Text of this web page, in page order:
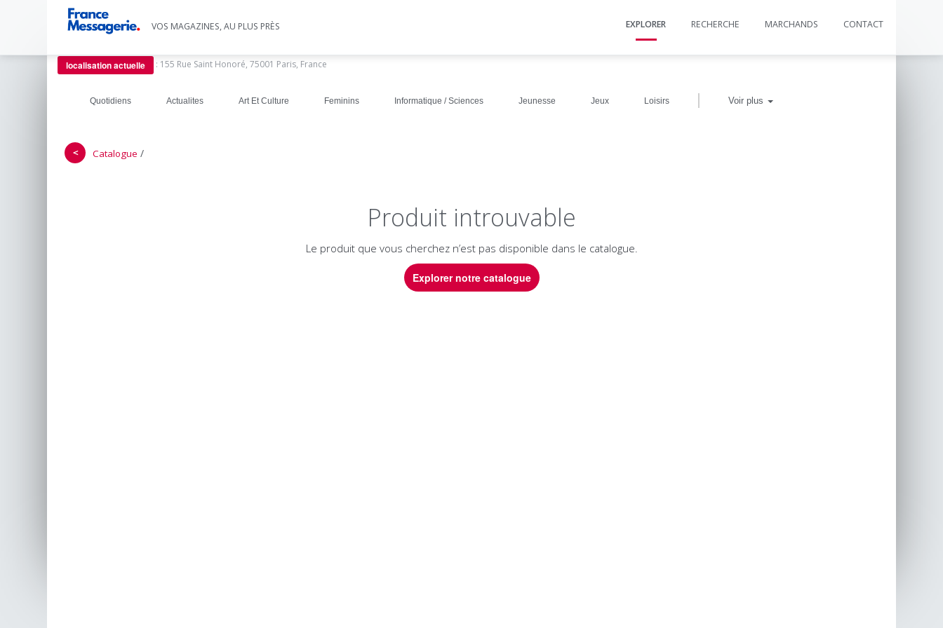
VOS MAGAZINES, AU PLUS PRÈS EXPLORER RECHERCHE MARCHANDS CONTACT
localisation actuelle : 155 Rue Saint Honoré, 75001 Paris, France
Quotidiens Actualites Art Et Culture Feminins Informatique / Sciences Jeunesse Jeux Loisirs | Voir plus
＜ Catalogue /
Produit introuvable
Le produit que vous cherchez n’est pas disponible dans le catalogue.
Explorer notre catalogue